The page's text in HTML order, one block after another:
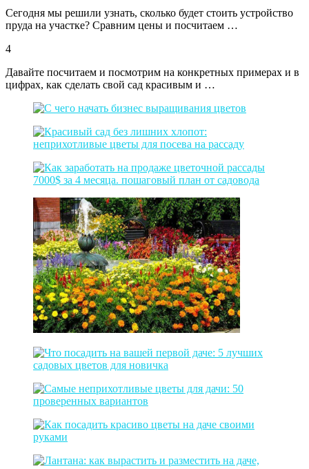
Сегодня мы решили узнать, сколько будет стоить устройство
пруда на участке? Сравним цены и посчитаем …
4
Давайте посчитаем и посмотрим на конкретных примерах и в
цифрах, как сделать свой сад красивым и …